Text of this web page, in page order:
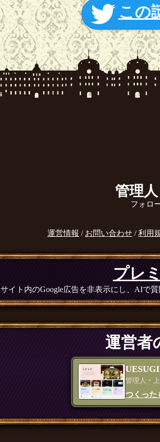
この
管理人
フォロ
運営情報 / お問い合わせ /利用
プレ
サイト内のGoogle広告を非表示にし、AIで
運営者
管理人・
つくっ